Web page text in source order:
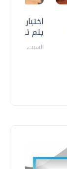
اختبارات
يتم
السبت، 18 يوليو 2026 09:22 ص